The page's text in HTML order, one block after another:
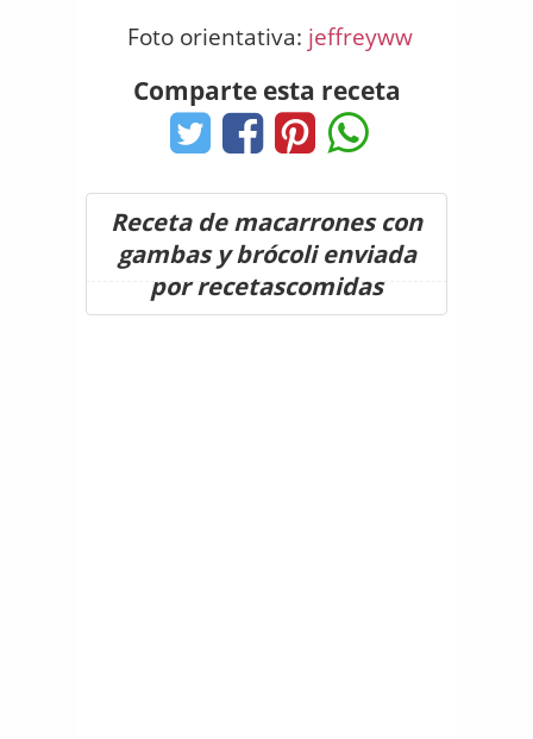
Foto orientativa: jeffreyww
Comparte esta receta
Receta de macarrones con
gambas y brócoli enviada
por recetascomidas